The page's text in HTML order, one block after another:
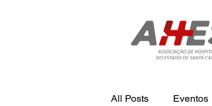
All Posts Eventos